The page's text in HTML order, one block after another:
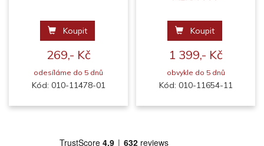
Koupit
269,- Kč
odesíláme do 5 dnů
Kód: 010-11478-01
Koupit
1 399,- Kč
obvykle do 5 dnů
Kód: 010-11654-11